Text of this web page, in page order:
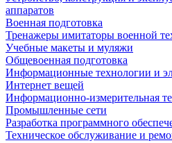
аппаратов
Военная подготовка
Тренажеры имитаторы военной
Учебные макеты и муляжи
Общевоенная подготовка
Информационные технологии и
Интернет вещей
Информационно-измерительная
Промышленные сети
Разработка программного
Техническое обслуживание и